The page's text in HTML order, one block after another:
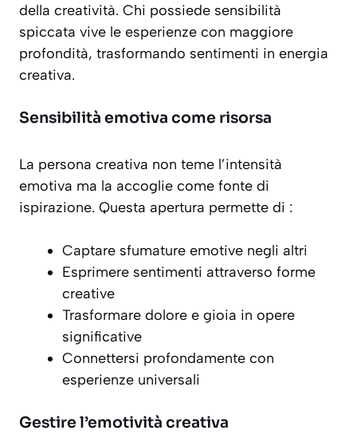
della creatività. Chi possiede sensibilità
spiccata vive le esperienze con maggiore
profondità, trasformando sentimenti in energia
creativa.
Sensibilità emotiva come risorsa
La persona creativa non teme l’intensità
emotiva ma la accoglie come fonte di
ispirazione. Questa apertura permette di :
Captare sfumature emotive negli altri
Esprimere sentimenti attraverso forme
creative
Trasformare dolore e gioia in opere
significative
Connettersi profondamente con
esperienze universali
Gestire l’emotività creativa